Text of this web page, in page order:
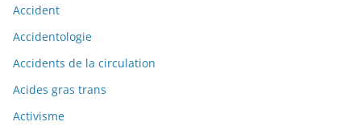
Accident
Accidentologie
Accidents de la circulation
Acides gras trans
Activisme